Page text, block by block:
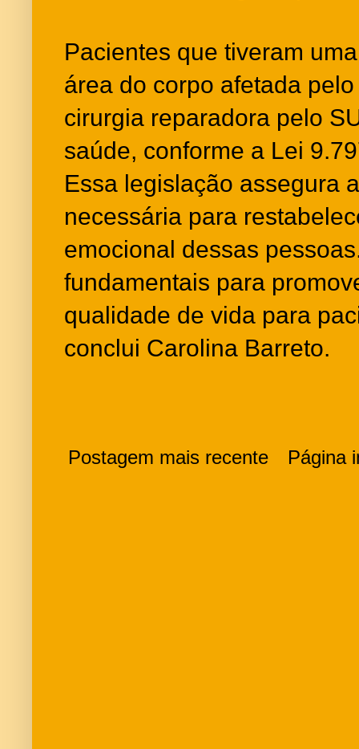
Pacientes que tiveram
área do corpo afetada
cirurgia reparadora pelo
saúde, conforme a Lei
Essa legislação assegura
necessária para
emocional dessas
fundamentais para
qualidade de vida para
conclui Carolina Barreto.
Postagem mais recente Página